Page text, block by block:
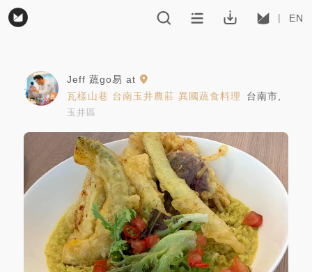
EN
Jeff 蔬go易 at
瓦樣山巷 台南玉井農莊 異國蔬食料理
台南市
玉井區